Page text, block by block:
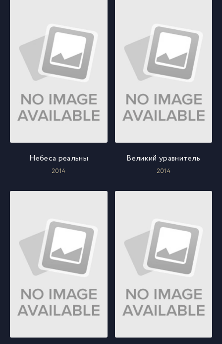
Небеса реальны
2014
Великий уравнитель
2014